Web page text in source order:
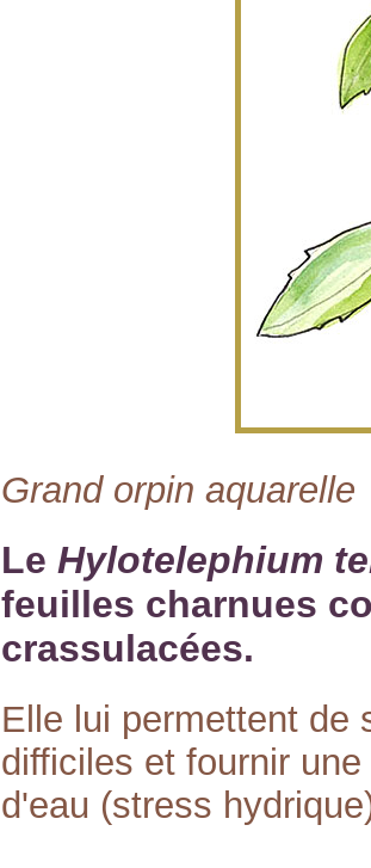
Grand orpin aquarelle
Le Hylotelephium
feuilles charnues
crassulacées.
Elle lui permettent de
difficiles et fournir
d'eau (stress